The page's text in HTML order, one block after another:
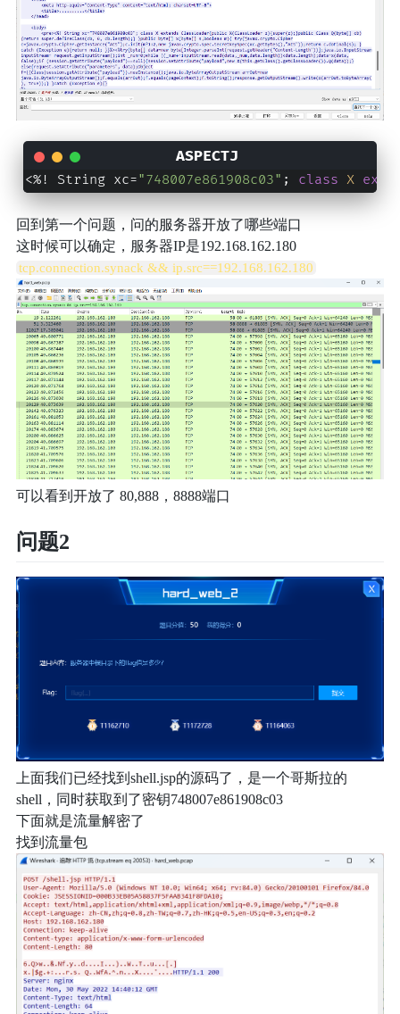
<%! String xc="748007e861908c03" ; class X
回到第一个问题，问的服务器开放了哪些端口
这时候可以确定，服务器IP是192.168.162.180
tcp.connection.synack && ip.src==192.168.162.180
可以看到开放了 80,888，8888端口
问题2
上面我们已经找到shell.jsp的源码了，是一个哥斯拉的
shell，同时获取到了密钥748007e861908c03
下面就是流量解密了
找到流量包